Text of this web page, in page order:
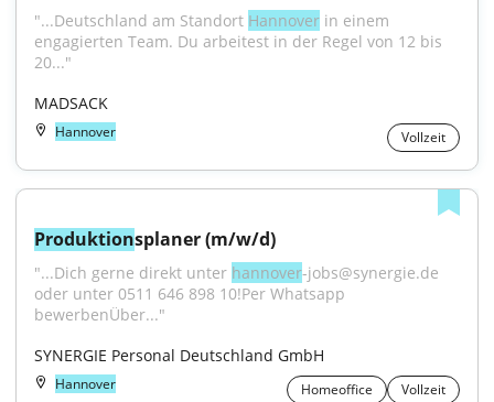
"...Deutschland am Standort Hannover in einem
engagierten Team. Du arbeitest in der Regel von 12 bis
20..."
MADSACK
Hannover Vollzeit
Produktionsplaner (m/w/d)
"...Dich gerne direkt unter hannover-jobs@synergie.de
oder unter 0511 646 898 10!Per Whatsapp
bewerbenÜber..."
SYNERGIE Personal Deutschland GmbH
Hannover Homeoffice
Vollzeit